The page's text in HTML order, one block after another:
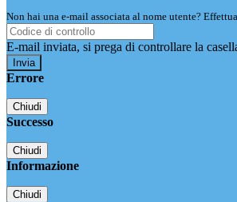
Non hai una e-mail associata al nome utente?
E-mail inviata, si prega di controllare la
Errore
Chiudi
Successo
Chiudi
Informazione
Chiudi